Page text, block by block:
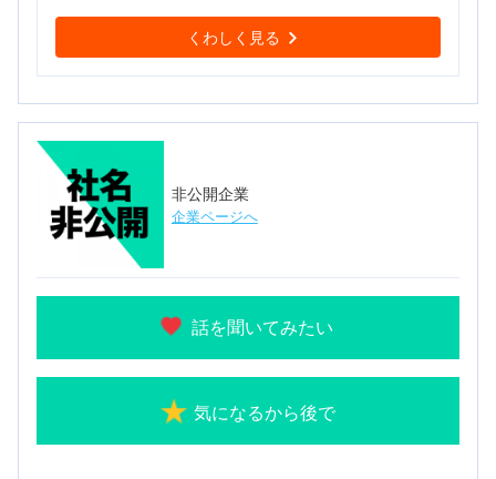
くわしく見る
非公開企業
企業ページへ
話を聞いてみたい
気になるから後で